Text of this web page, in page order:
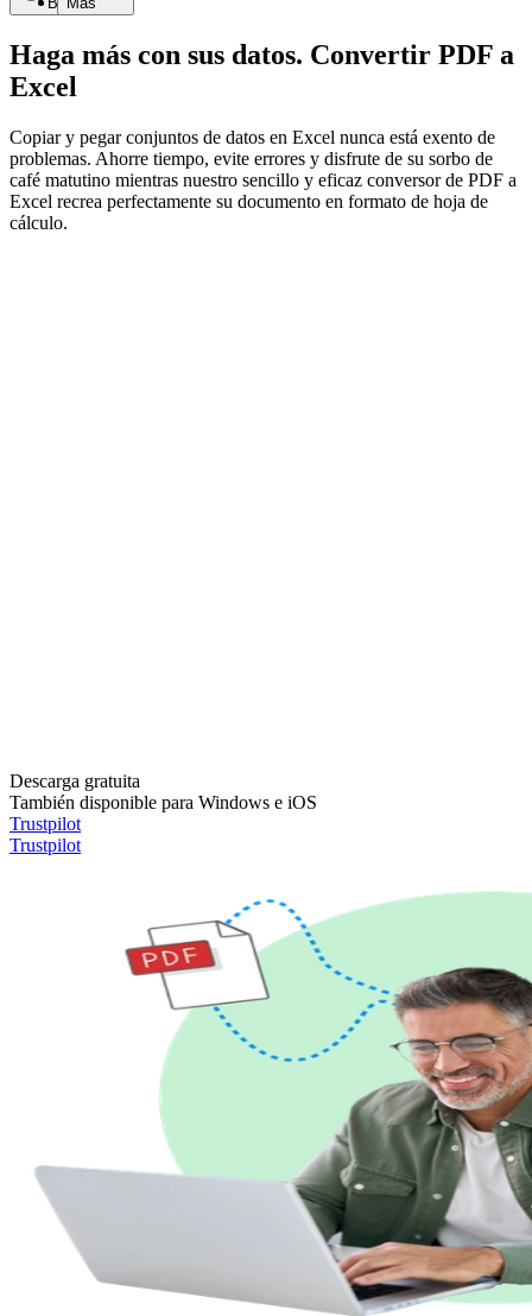
Haga más con sus datos. Convertir PDF a
Excel
Copiar y pegar conjuntos de datos en Excel nunca está exento de
problemas. Ahorre tiempo, evite errores y disfrute de su sorbo de
café matutino mientras nuestro sencillo y eficaz conversor de PDF a
Excel recrea perfectamente su documento en formato de hoja de
cálculo.
Descarga gratuita
También disponible para Windows e iOS
Trustpilot
Trustpilot